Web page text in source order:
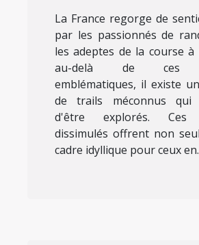
La France regorge de
par les passionnés de
les adeptes de la course à
au-delà de ces
emblématiques, il existe
de trails méconnus qui
d'être explorés. Ces
dissimulés offrent non
cadre idyllique pour ceux